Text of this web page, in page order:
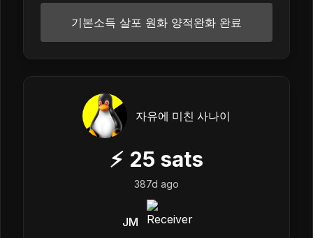
기본소득 살포 원화 양적완화 완료
자유에 미친 사나이
⚡ 25 sats
387d ago
JM